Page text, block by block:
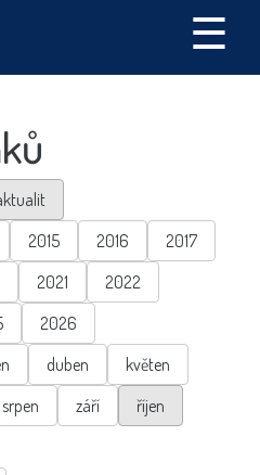
☰
2015 2016
2017
2021
2022
2026
duben
květen
srpen září
říjen